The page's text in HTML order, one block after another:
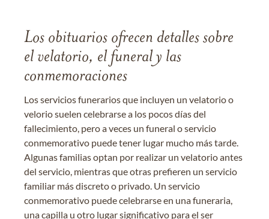
Los obituarios ofrecen detalles sobre
el velatorio, el funeral y las
conmemoraciones
Los servicios funerarios que incluyen un velatorio o
velorio suelen celebrarse a los pocos días del
fallecimiento, pero a veces un funeral o servicio
conmemorativo puede tener lugar mucho más tarde.
Algunas familias optan por realizar un velatorio antes
del servicio, mientras que otras prefieren un servicio
familiar más discreto o privado. Un servicio
conmemorativo puede celebrarse en una funeraria,
una capilla u otro lugar significativo para el ser